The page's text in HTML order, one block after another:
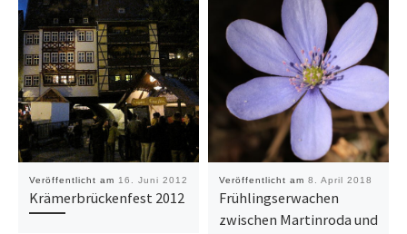
Veröffentlicht am 16. Juni 2012
Krämerbrückenfest 2012
Veröffentlicht am 8. April 2018
Frühlingserwachen
zwischen Martinroda und